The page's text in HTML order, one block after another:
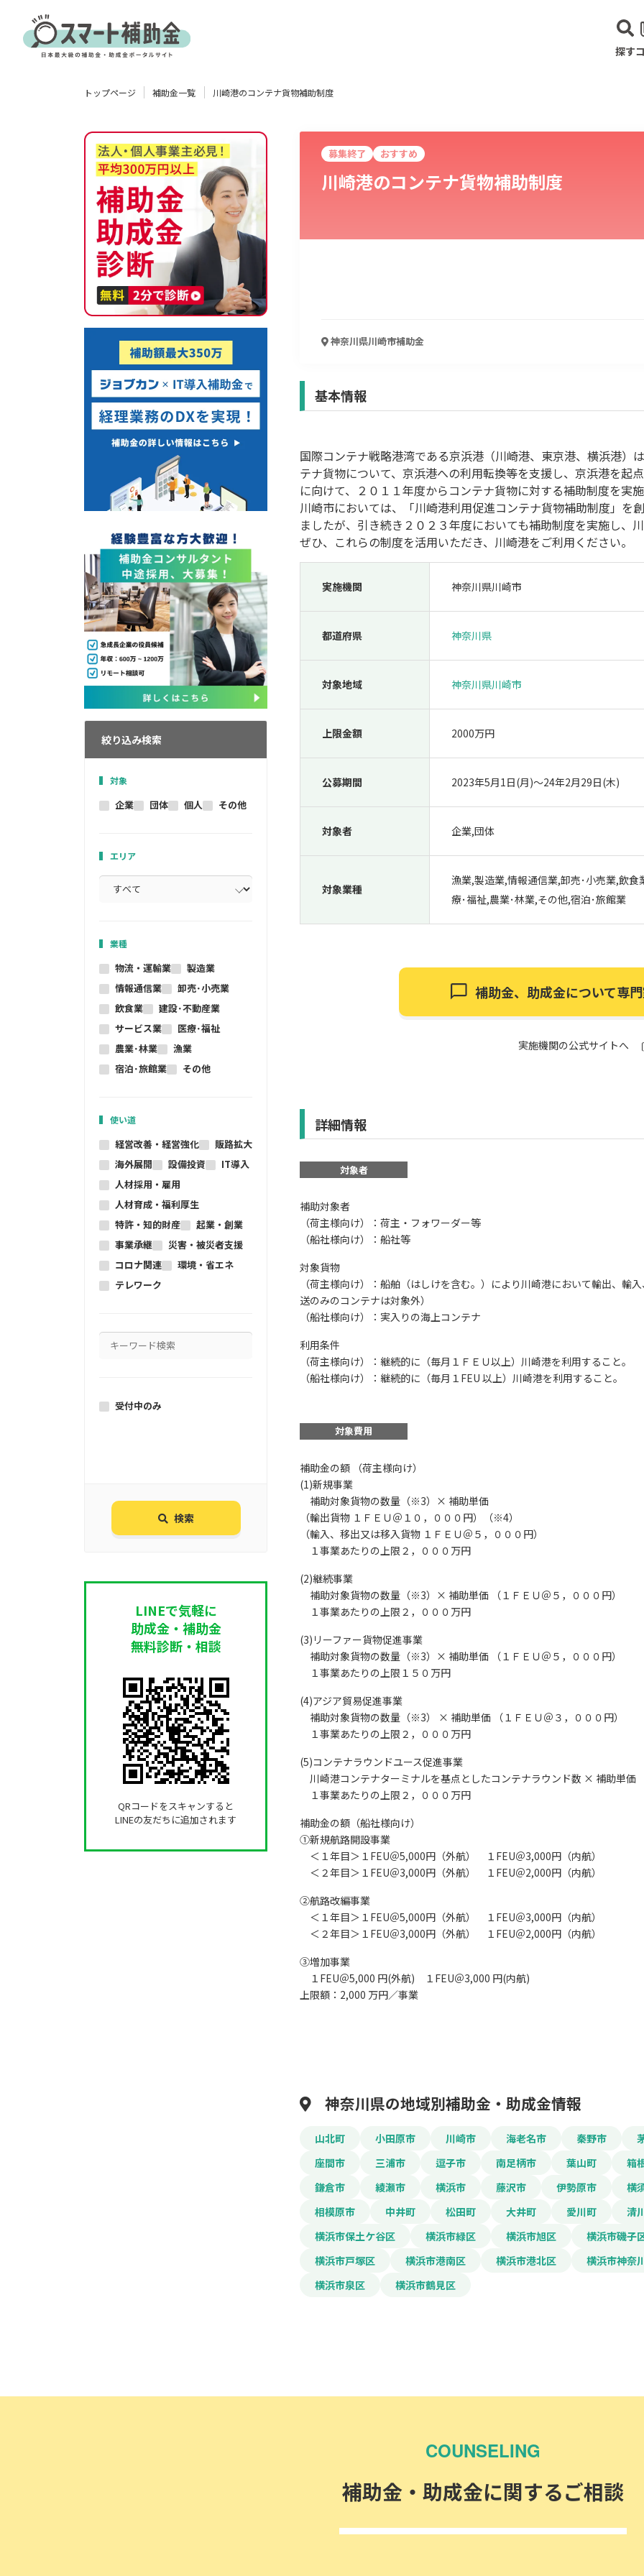
探す
製造業 情報通信業 卸売･小売業
人材採用・雇用 人材育成・福利厚生
検索
トップページ 補助金一覧 川崎港のコンテナ貨物補助制度
絞り込み検索
対象
企業 団体 個人 その他
エリア
業種
物流・運輸業
製造業
情報通信業
卸売･小売業
飲食業
建設･不動産業
サービス業
医療･福祉
農業･林業
漁業
宿泊･旅館業
その他
使い道
経営改善・経営強化
販路拡大
海外展開
設備投資
IT導入
人材採用・雇用
人材育成・福利厚生
特許・知的財産
起業・創業
事業承継
災害・被災者支援
コロナ関連
環境・省エネ
テレワーク
受付中のみ
検索
LINEで気軽に
助成金・補助金
無料診断・相談
QRコードをスキャンすると
LINEの友だちに追加されます
募集終了 おすすめ
川崎港のコンテナ貨物補助制度
神奈川県川崎市補助金
基本情報
国際コンテナ戦略港湾である京浜港（川崎港、東京港、横浜港）
テナ貨物について、京浜港への利用転換等を支援し、京浜港を起
に向けて、２０１１年度からコンテナ貨物に対する補助制度を実施
川崎市においては、「川崎港利用促進コンテナ貨物補助制度」を
ましたが、引き続き２０２３年度においても補助制度を実施し、
ぜひ、これらの制度を活用いただき、川崎港をご利用ください。
実施機関 神奈川県川崎市
都道府県 神奈川県
対象地域 神奈川県川崎市
上限金額 2000万円
公募期間 2023年5月1日(月)〜24年2月29日(木)
対象者 企業,団体
対象業種
漁業,製造業,情報通信業,卸売･小売業,飲
療･福祉,農業･林業,その他,宿泊･旅館業
補助金、助成金について専
実施機関の公式サイトへ
詳細情報
対象者
補助対象者
（荷主様向け）：荷主・フォワーダー等
（船社様向け）：船社等
対象貨物
（荷主様向け）：船舶（はしけを含む。）により川崎港において輸出、輸
送のみのコンテナは対象外）
（船社様向け）：実入りの海上コンテナ
利用条件
（荷主様向け）：継続的に（毎月１ＦＥＵ以上）川崎港を利用すること。
（船社様向け）：継続的に（毎月１FEU 以上）川崎港を利用すること。
対象費用
補助金の額 （荷主様向け）
(1)新規事業
補助対象貨物の数量（※3）× 補助単価
（輸出貨物 １ＦＥＵ＠１０，０００円）（※4）
（輸入、移出又は移入貨物 １ＦＥＵ＠５，０００円）
１事業あたりの上限２，０００万円
(2)継続事業
補助対象貨物の数量（※3）× 補助単価 （１ＦＥＵ＠５，０００円）
１事業あたりの上限２，０００万円
(3)リーファー貨物促進事業
補助対象貨物の数量（※3）× 補助単価 （１ＦＥＵ＠５，０００円）
１事業あたりの上限１５０万円
(4)アジア貿易促進事業
補助対象貨物の数量（※3） × 補助単価 （１ＦＥＵ＠３，０００円）
１事業あたりの上限２，０００万円
(5)コンテナラウンドユース促進事業
川崎港コンテナターミナルを基点としたコンテナラウンド数 × 補助単価
１事業あたりの上限２，０００万円
補助金の額（船社様向け）
①新規航路開設事業
＜１年目＞１FEU＠5,000円（外航） １FEU＠3,000円（内航）
＜２年目＞１FEU＠3,000円（外航） １FEU＠2,000円（内航）
②航路改編事業
＜１年目＞１FEU＠5,000円（外航） １FEU＠3,000円（内航）
＜２年目＞１FEU＠3,000円（外航） １FEU＠2,000円（内航）
③増加事業
１FEU＠5,000 円(外航) １FEU＠3,000 円(内航)
上限額：2,000 万円／事業
神奈川県の地域別補助金・助成金情報
山北町 小田原市 川崎市 海老名市 秦野市
座間市
三浦市 逗子市 南足柄市 葉山町 箱
鎌倉市
綾瀬市 横浜市 藤沢市 伊勢原市 横
相模原市
中井町 松田町 大井町 愛川町 清
横浜市保土ケ谷区
横浜市緑区 横浜市旭区 横浜市磯子
横浜市戸塚区
横浜市港南区 横浜市港北区 横浜市神奈
横浜市泉区
横浜市鶴見区
会社名
メールアドレス
電話番号
「PDF資料ダウンロ
COUNSELING
補助金・助成金に関するご相談